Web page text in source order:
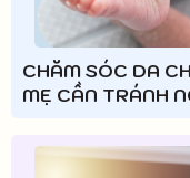
CHĂM SÓC DA
MẸ CẦN TRÁNH